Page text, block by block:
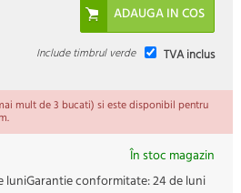
TVA inclus
Include timbrul verde
mult de 3 bucati) si este disponibil pentru
În stoc magazin
luniGarantie conformitate:24 de luni